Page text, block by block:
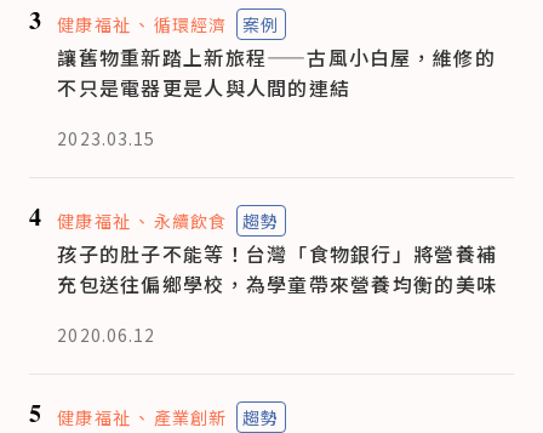
3 健康福祉 循環經濟 案例
讓舊物重新踏上新旅程——古風小白屋，維修的
不只是電器更是人與人間的連結
2023.03.15
4 健康福祉 永續飲食 趨勢
孩子的肚子不能等！台灣「食物銀行」將營養補
充包送往偏鄉學校，為學童帶來營養均衡的美味
2020.06.12
5 健康福祉 產業創新 趨勢